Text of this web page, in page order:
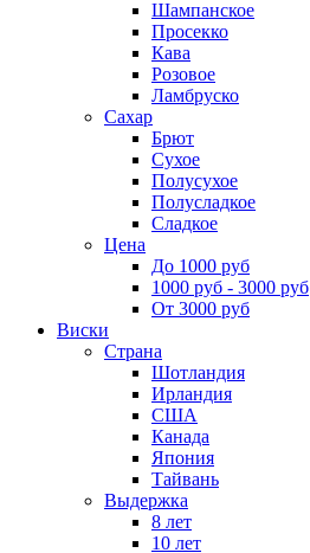
Шампанское
Просекко
Кава
Розовое
Ламбруско
Сахар
Брют
Сухое
Полусухое
Полусладкое
Сладкое
Цена
До 1000 руб
1000 руб - 3000 руб
От 3000 руб
Виски
Страна
Шотландия
Ирландия
США
Канада
Япония
Тайвань
Выдержка
8 лет
10 лет